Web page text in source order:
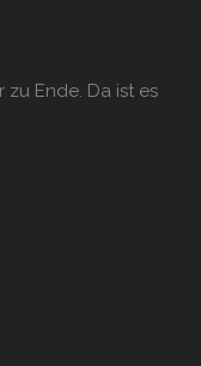
Ende. Da ist es